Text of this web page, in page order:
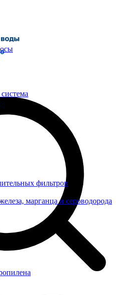
фильтров
марганца и сероводорода